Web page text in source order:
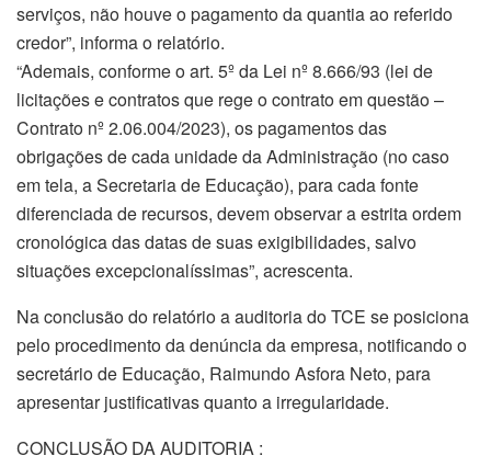
serviços, não houve o pagamento da quantia ao referido
credor”, informa o relatório.
“Ademais, conforme o art. 5º da Lei nº 8.666/93 (lei de
licitações e contratos que rege o contrato em questão –
Contrato nº 2.06.004/2023), os pagamentos das
obrigações de cada unidade da Administração (no caso
em tela, a Secretaria de Educação), para cada fonte
diferenciada de recursos, devem observar a estrita ordem
cronológica das datas de suas exigibilidades, salvo
situações excepcionalíssimas”, acrescenta.
Na conclusão do relatório a auditoria do TCE se posiciona
pelo procedimento da denúncia da empresa, notificando o
secretário de Educação, Raimundo Asfora Neto, para
apresentar justificativas quanto a irregularidade.
CONCLUSÃO DA AUDITORIA :